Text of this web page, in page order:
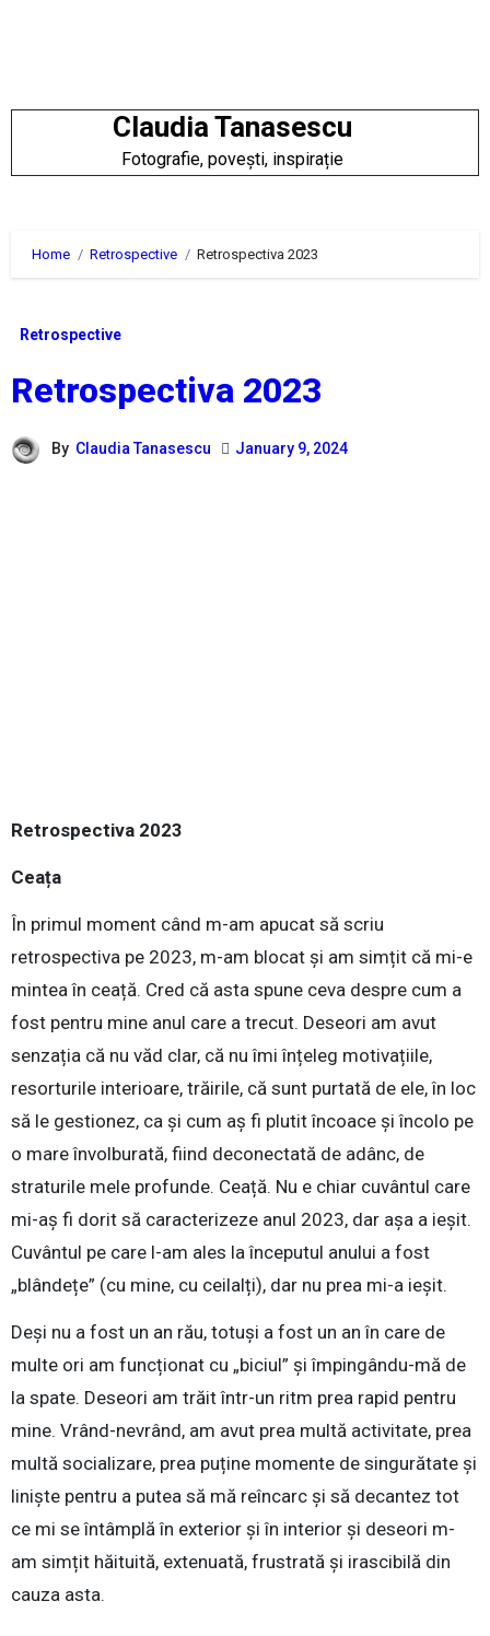
Claudia Tanasescu
Fotografie, povești, inspirație
Home Retrospective Retrospectiva 2023
Retrospective
Retrospectiva 2023
By Claudia Tanasescu January 9, 2024
Retrospectiva 2023
Ceața
În primul moment când m-am apucat să scriu
retrospectiva pe 2023, m-am blocat și am simțit că mi-e
mintea în ceață. Cred că asta spune ceva despre cum a
fost pentru mine anul care a trecut. Deseori am avut
senzația că nu văd clar, că nu îmi înțeleg motivațiile,
resorturile interioare, trăirile, că sunt purtată de ele, în loc
să le gestionez, ca și cum aș fi plutit încoace și încolo pe
o mare învolburată, fiind deconectată de adânc, de
straturile mele profunde. Ceață. Nu e chiar cuvântul care
mi-aș fi dorit să caracterizeze anul 2023, dar așa a ieșit.
Cuvântul pe care l-am ales la începutul anului a fost
„blândețe” (cu mine, cu ceilalți), dar nu prea mi-a ieșit.
Deși nu a fost un an rău, totuși a fost un an în care de
multe ori am funcționat cu „biciul” și împingându-mă de
la spate. Deseori am trăit într-un ritm prea rapid pentru
mine. Vrând-nevrând, am avut prea multă activitate, prea
multă socializare, prea puține momente de singurătate și
liniște pentru a putea să mă reîncarc și să decantez tot
ce mi se întâmplă în exterior și în interior și deseori m-
am simțit hăituită, extenuată, frustrată și irascibilă din
cauza asta.